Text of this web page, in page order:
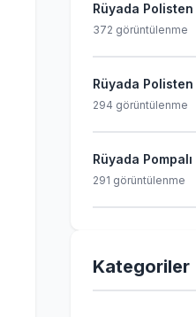
Rüyada
372 görüntülenme
Rüyada Polisten
294 görüntülenme
Rüyada
291 görüntülenme
Kategoriler